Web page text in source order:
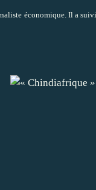
économique. Il a suivi